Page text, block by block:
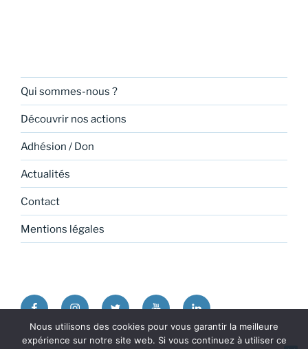
Qui sommes-nous ?
Découvrir nos actions
Adhésion / Don
Actualités
Contact
Mentions légales
FacebookInstagramTwitter YoutubeLinkedin
Nous utilisons des cookies pour vous garantir la meilleure
expérience sur notre site web. Si vous continuez à utiliser ce